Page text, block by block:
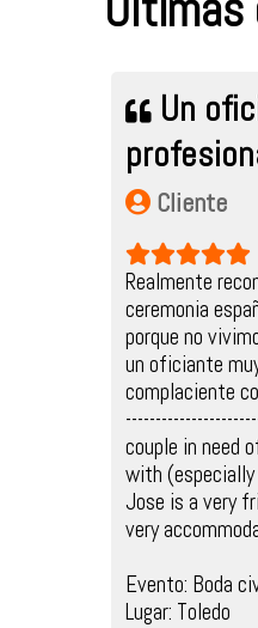
Un
Cliente
Realmente
ceremonia
porque no
un oficiante
complaciente
couple in need
with (especially
Jose is a very
very
Evento: Boda
Lugar: Toledo